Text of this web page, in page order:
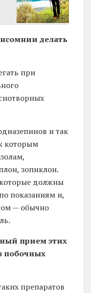
делать
при
и так
которым
зопиклон.
должны
показаниям и,
— обычно
прием этих
побочных
препаратов